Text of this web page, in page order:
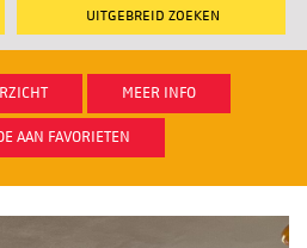
UITGEBREID ZOEKEN
MEER INFO
AAN FAVORIETEN